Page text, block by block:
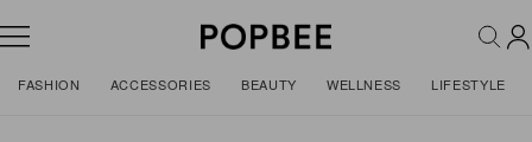
FASHION ACCESSORIES BEAUTY WELLNESS LIFESTYLE